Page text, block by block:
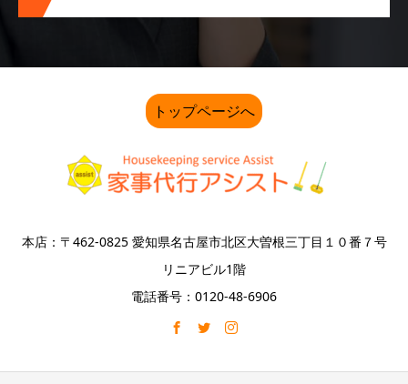
トップページへ
本店：〒462-0825 愛知県名古屋市北区大曽根三丁目１０番７号
リニアビル1階
電話番号：0120-48-6906